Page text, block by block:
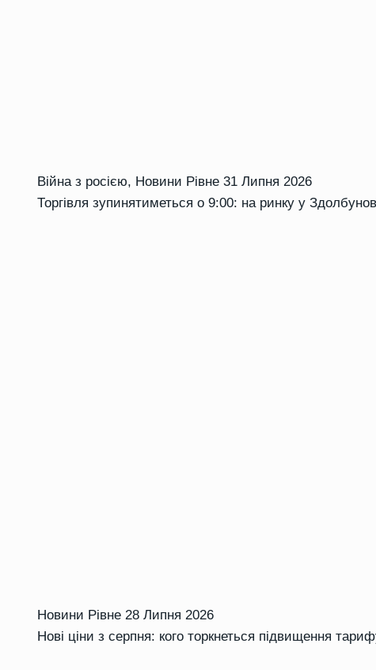
Війна з росією, Новини Рівне 31 Липня 2026
Торгівля зупинятиметься о 9:00: на ринку у
Новини Рівне 28 Липня 2026
Нові ціни з серпня: кого торкнеться підвищення